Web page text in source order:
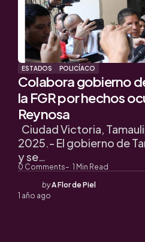
ESTADOS POLICÍACO
Colabora gobierno
la FGR por hechos
Reynosa
0 Comments 1 Min Read
Ciudad Victoria,
2025.- El gobierno de
y se…
Posted
by
byA Flor de Piel
1 año ago